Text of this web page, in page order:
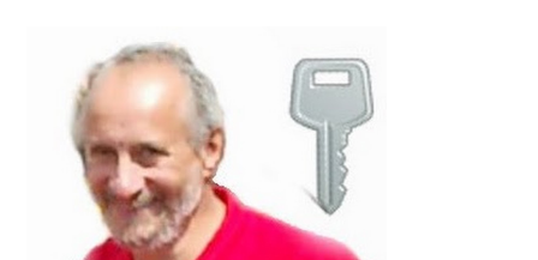
Seitenspalte